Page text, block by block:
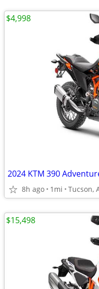
2024 KTM 390
8h ago 1mi Tucson,
$4,998
$15,498